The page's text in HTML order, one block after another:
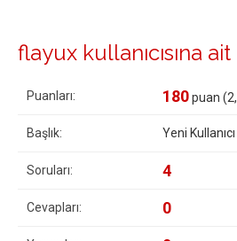
flayux kullanıcısına
Puanları: 180puan (
Başlık: Yeni Kullanıcı
Soruları: 4
Cevapları: 0